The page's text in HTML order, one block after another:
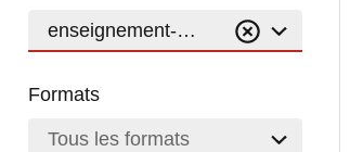
enseignement-et-formation
Formats
Tous les formats